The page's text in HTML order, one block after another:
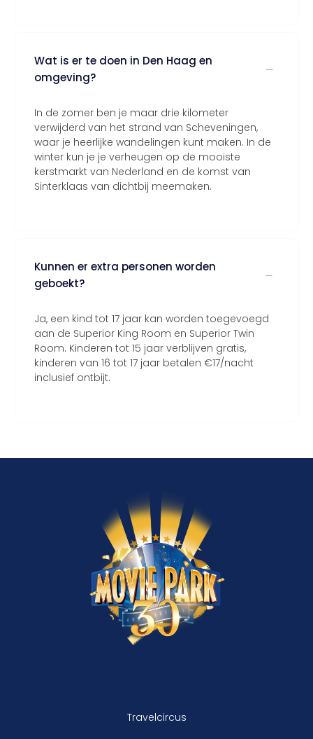
Wat is er te doen in Den Haag en
omgeving?
In de zomer ben je maar drie kilometer
verwijderd van het strand van Scheveningen,
waar je heerlijke wandelingen kunt maken. In de
winter kun je je verheugen op de mooiste
kerstmarkt van Nederland en de komst van
Sinterklaas van dichtbij meemaken.
Kunnen er extra personen worden
geboekt?
Ja, een kind tot 17 jaar kan worden toegevoegd
aan de Superior King Room en Superior Twin
Room. Kinderen tot 15 jaar verblijven gratis,
kinderen van 16 tot 17 jaar betalen €17/nacht
inclusief ontbijt.
Travelcircus